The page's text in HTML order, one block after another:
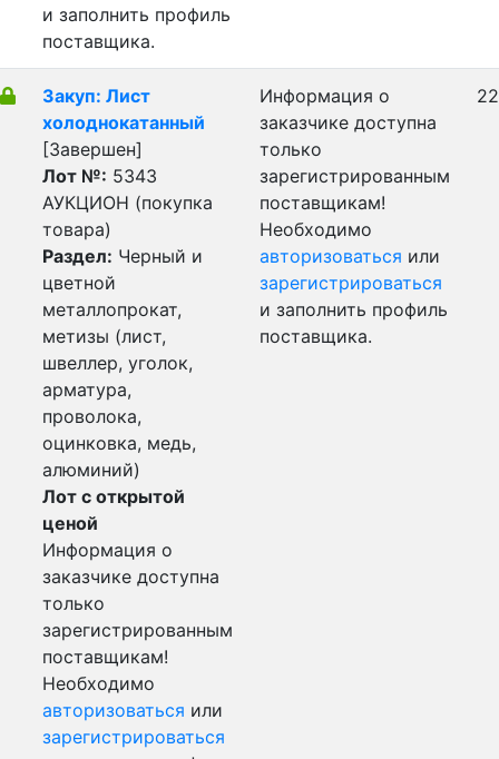
и заполнить профиль
поставщика.
Закуп: Лист
холоднокатанный
[Завершен]
Лот №: 5343
АУКЦИОН (покупка
товара)
Раздел: Черный и
цветной
металлопрокат,
метизы (лист,
швеллер, уголок,
арматура,
проволока,
оцинковка, медь,
алюминий)
Лот с открытой
ценой
Информация о
заказчике доступна
только
зарегистрированным
поставщикам!
Необходимо
авторизоваться или
зарегистрироваться
Информация о
заказчике доступна
только
зарегистрированным
поставщикам!
Необходимо
авторизоваться или
зарегистрироваться
и заполнить профиль
поставщика.